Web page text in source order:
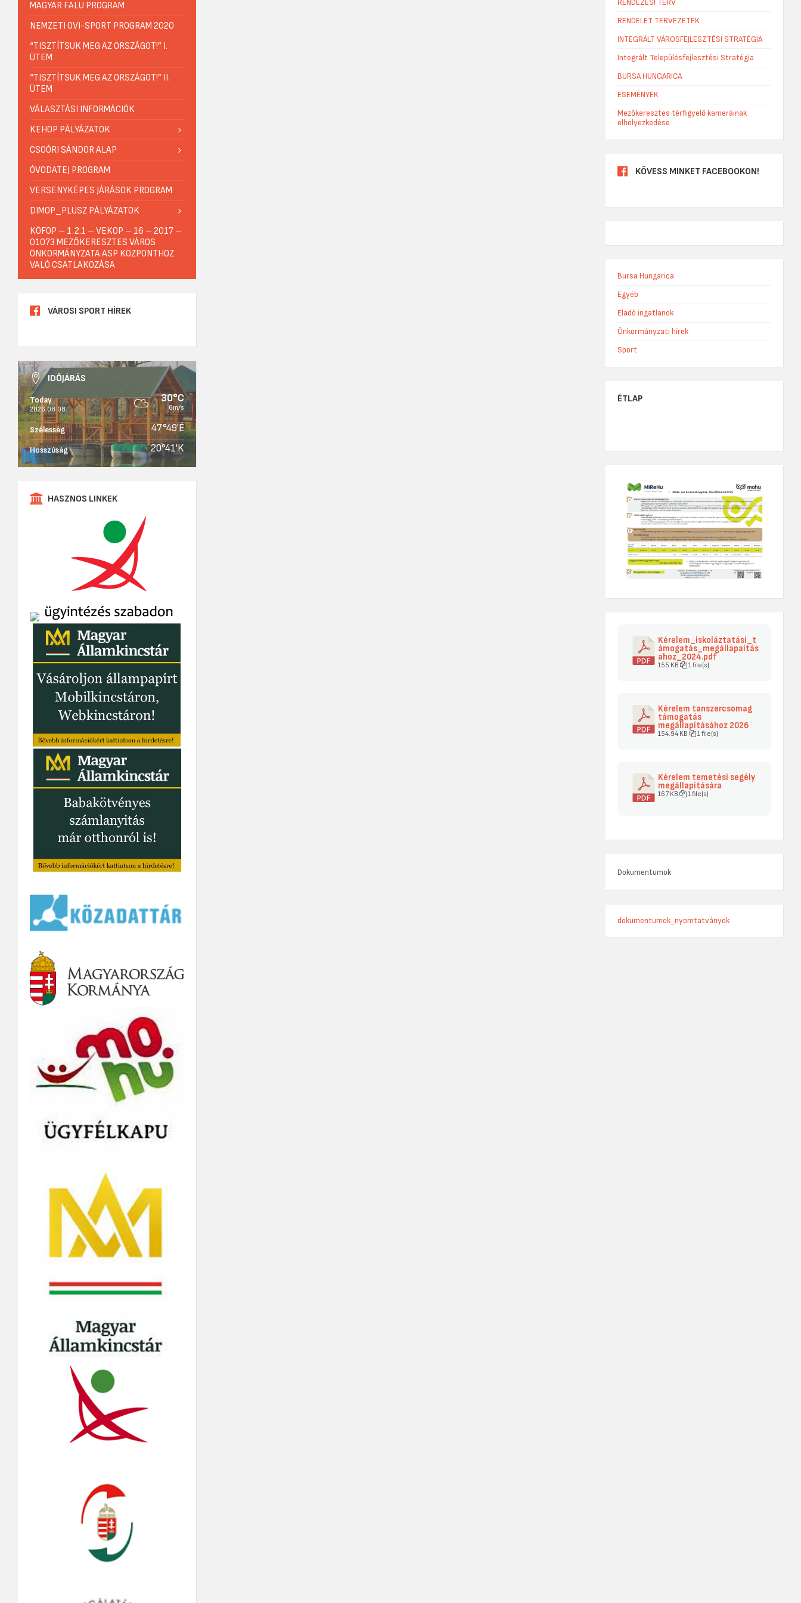
MAGYAR FALU PROGRAM
NEMZETI OVI-SPORT PROGRAM 2020
“TISZTÍTSUK MEG AZ ORSZÁGOT!” I.
ÜTEM
“TISZTÍTSUK MEG AZ ORSZÁGOT!” II.
ÜTEM
VÁLASZTÁSI INFORMÁCIÓK
KEHOP PÁLYÁZATOK
CSOÓRI SÁNDOR ALAP
ÓVODATEJ PROGRAM
VERSENYKÉPES JÁRÁSOK PROGRAM
DIMOP_PLUSZ PÁLYÁZATOK
KÖFOP – 1.2.1 – VEKOP – 16 – 2017 –
01073 MEZŐKERESZTES VÁROS
ÖNKORMÁNYZATA ASP KÖZPONTHOZ
VALÓ CSATLAKOZÁSA
VÁROSI SPORT HÍREK
IDŐJÁRÁS
Today
2026.08.08.
30°C
6m/s
Szélesség 47°49'É
Hosszúság 20°41'K
HASZNOS LINKEK
RENDEZÉSI TERV
RENDELET TERVEZETEK
INTEGRÁLT VÁROSFEJLESZTÉSI STRATÉGIA
Integrált Településfejlesztési Stratégia
BURSA HUNGARICA
ESEMÉNYEK
Mezőkeresztes térfigyelő kameráinak
elhelyezkedése
KÖVESS MINKET FACEBOOKON!
Bursa Hungarica
Egyéb
Eladó ingatlanok
Önkormányzati hírek
Sport
ÉTLAP
Kérelem_iskoláztatási_t
ámogatás_megállapaítás
ahoz_2024.pdf
155 KB 1 file(s)
Kérelem tanszercsomag
támogatás
megállapításához 2026
154.94 KB 1 file(s)
Kérelem temetési segély
megállapítására
167 KB 1 file(s)
Dokumentumok
dokumentumok_nyomtatványok